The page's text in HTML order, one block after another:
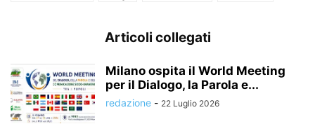
Articoli collegati
Milano ospita il World Meeting
per il Dialogo, la Parola e...
redazione - 22 Luglio 2026